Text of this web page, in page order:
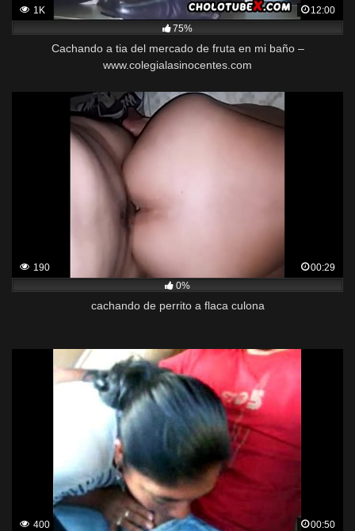
1K
12:00
75%
Cachando a tia del mercado de fruta en mi baño –
www.colegialasinocentes.com
190
00:29
0%
cachando de perrito a flaca culona
400
00:50